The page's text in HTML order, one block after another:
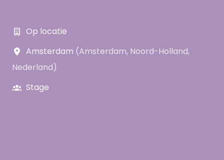
Op locatie
Amsterdam (Amsterdam, Noord-Holland,
Nederland)
Stage